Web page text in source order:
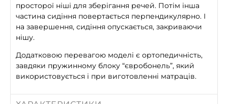
просторої ніші для зберігання речей. Потім інша
частина сидіння повертається перпендикулярно. І
на завершення, сидіння опускається, закриваючи
нішу.
Додатковою перевагою моделі є ортопедичність,
завдяки пружинному блоку “євробонель”, який
використовується і при виготовленні матраців.